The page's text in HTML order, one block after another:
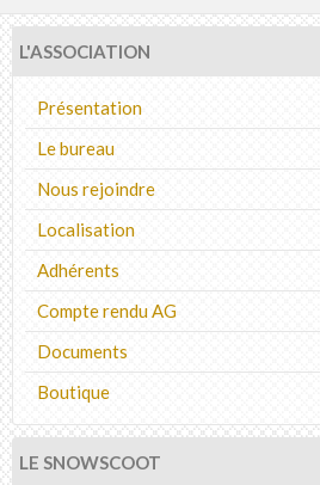
L'ASSOCIATION
Présentation
Le bureau
Nous rejoindre
Localisation
Adhérents
Compte rendu AG
Documents
Boutique
LE SNOWSCOOT